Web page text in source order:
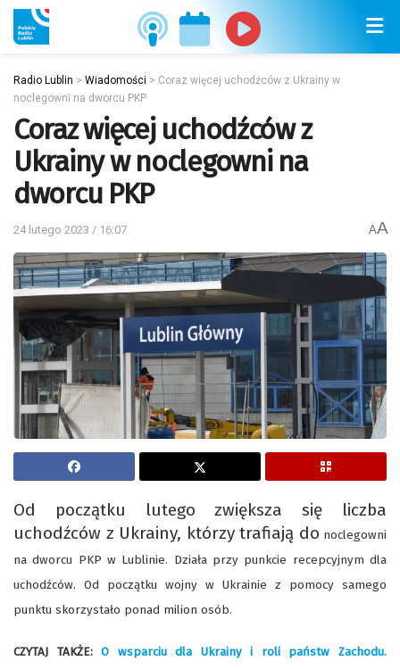
Radio Lublin > Wiadomości > Coraz więcej uchodźców z Ukrainy w
noclegowni na dworcu PKP
Coraz więcej uchodźców z
Ukrainy w noclegowni na
dworcu PKP
24 lutego 2023 / 16:07 AA
Od początku lutego zwiększa się liczba
uchodźców z Ukrainy, którzy trafiają do noclegowni
na dworcu PKP w Lublinie. Działa przy punkcie recepcyjnym dla
uchodźców. Od początku wojny w Ukrainie z pomocy samego
punktu skorzystało ponad milion osób.
CZYTAJ TAKŻE:O wsparciu dla Ukrainy i roli państw Zachodu.